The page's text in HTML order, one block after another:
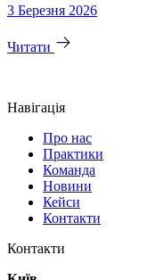
3 Березня 2026
Читати
Навігація
Про нас
Практики
Команда
Новини
Кейси
Контакти
Контакти